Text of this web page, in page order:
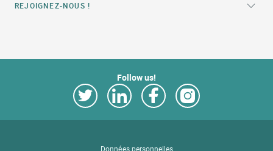
REJOIGNEZ-NOUS !
Follow us!
Données personnelles